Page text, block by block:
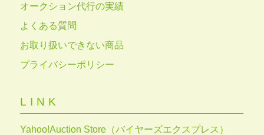
オークション代行の実績
よくある質問
お取り扱いできない商品
プライバシーポリシー
LINK
Yahoo!Auction Store（バイヤーズエクスプレス）